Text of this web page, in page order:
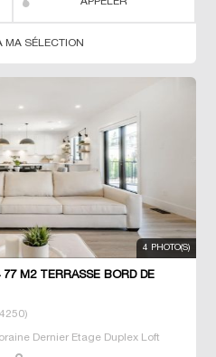
MA SÉLECTION
4 PHOTO(S)
M2 TERRASSE BORD DE
)
Dernier Etage Duplex Loft